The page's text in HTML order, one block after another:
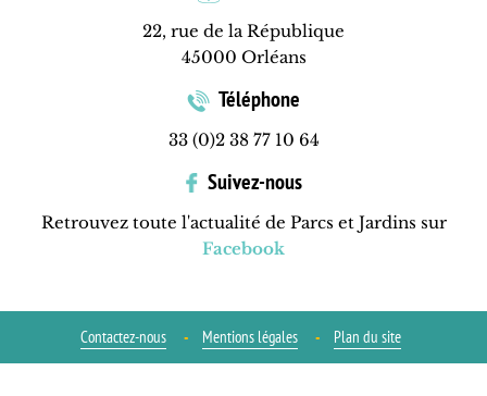
22, rue de la République
45000 Orléans
Téléphone
33 (0)2 38 77 10 64
Suivez-nous
Retrouvez toute l'actualité de Parcs et Jardins sur
Facebook
Contactez-nous Mentions légales Plan du site